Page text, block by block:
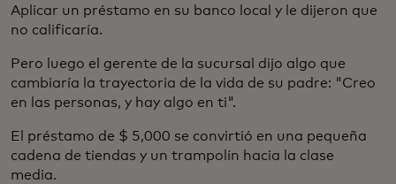
Aplicar un préstamo en su banco local y le dijeron que
no calificaría.
Pero luego el gerente de la sucursal dijo algo que
cambiaría la trayectoria de la vida de su padre: "Creo
en las personas, y hay algo en ti".
El préstamo de $ 5,000 se convirtió en una pequeña
cadena de tiendas y un trampolín hacia la clase
media.